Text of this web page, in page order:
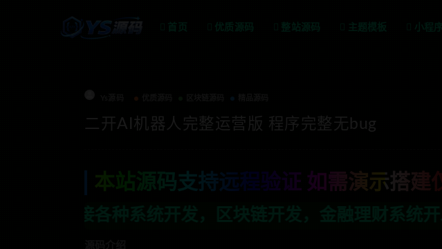
首页 优质源码 整站源码 主题模板 小程序
二开AI机器人完整运营版 程序完整无bug
本站源码支持远程验证 如需演示搭建
开发，区块链开发，金融理财系统开发，行业不限